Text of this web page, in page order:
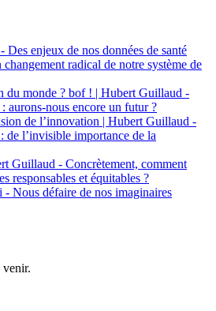
Des enjeux de nos données de santé
radical de notre système de
du monde ? bof ! | Hubert Guillaud -
aurons-nous encore un futur ?
de l’innovation | Hubert Guillaud -
de l’invisible importance de la
Guillaud - Concrètement, comment
responsables et équitables ?
- Nous défaire de nos imaginaires
venir.